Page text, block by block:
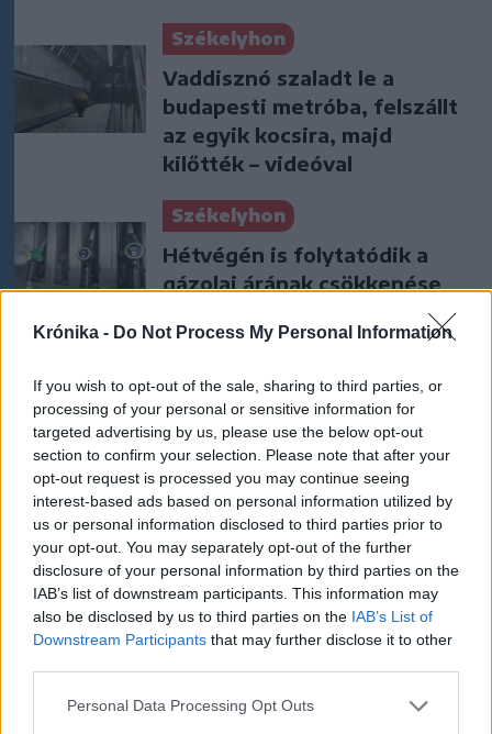
Krónika - Do Not Process My Personal Information
If you wish to opt-out of the sale, sharing to third parties, or
processing of your personal or sensitive information for
targeted advertising by us, please use the below opt-out
section to confirm your selection. Please note that after your
opt-out request is processed you may continue seeing
interest-based ads based on personal information utilized by
us or personal information disclosed to third parties prior to
your opt-out. You may separately opt-out of the further
disclosure of your personal information by third parties on the
IAB’s list of downstream participants. This information may
also be disclosed by us to third parties on the IAB’s List of
Downstream Participants that may further disclose it to other
Personal Data Processing Opt Outs
Székelyhon
Vaddisznó szaladt le a
budapesti metróba, felszállt
az egyik kocsira, majd
kilőtték – videóval
Székelyhon
Hétvégén is folytatódik a
gázolaj árának csökkenése
A gól már összejött, az
áttörés még nem az FK-nak
(videóval)
Nőileg
B. Máthé Zsuzsa: Az élet
„doktoriját” végeztem el az
epilepsziámmal